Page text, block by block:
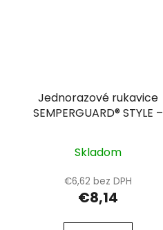
Jednorazové rukavice
SEMPERGUARD® STYLE –
Skladom
€6,62 bez DPH
€8,14